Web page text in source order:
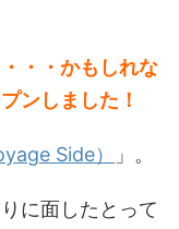
・・かもしれな
ンしました！
Side） 」。
に面したとって